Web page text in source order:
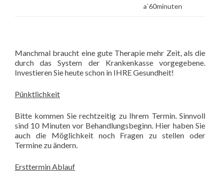
a`60minuten
Manchmal braucht eine gute Therapie mehr Zeit, als die
durch das System der Krankenkasse vorgegebene.
Investieren Sie heute schon in IHRE Gesundheit!
Pünktlichkeit
Bitte kommen Sie rechtzeitig zu Ihrem Termin. Sinnvoll
sind 10 Minuten vor Behandlungsbeginn. Hier haben Sie
auch die Möglichkeit noch Fragen zu stellen oder
Termine zu ändern.
Ersttermin Ablauf